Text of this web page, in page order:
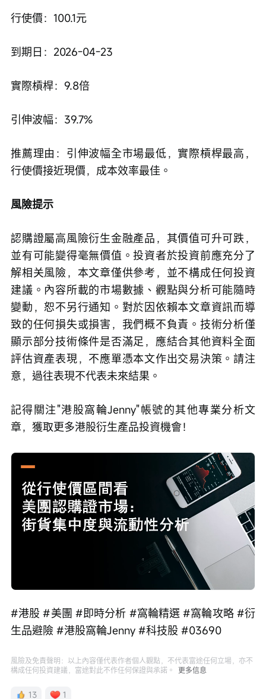
行使價：100.1元
到期日：2026-04-23
實際槓桿：9.8倍
引伸波幅：39.7%
推薦理由：引伸波幅全市場最低，實際槓桿最高，
行使價接近現價，成本效率最佳。
風險提示
認購證屬高風險衍生金融產品，其價值可升可跌，
並有可能變得毫無價值。投資者於投資前應充分了
解相关風險，本文章僅供參考，並不構成任何投資
建議。內容所載的市場數據、觀點與分析可能隨時
變動，恕不另行通知。對於因依賴本文章資訊而導
致的任何損失或損害，我們概不負責。技術分析僅
顯示部分技術條件是否滿足，應結合其他資料全面
評估資產表現，不應單憑本文作出交易決策。請注
意，過往表現不代表未來結果。
記得關注"港股窩輪Jenny"帳號的其他專業分析文
章，獲取更多港股衍生產品投資機會！
放
#港股 #美團 #即時分析 #窩輪精選 #窩輪攻略 #衍
生品避險 #港股窩輪Jenny #科技股 #03690
風險及免責聲明：以上內容僅代表作者個人觀點，不代表富途任何立場，亦不
構成任何投資建議，富途對此不作任何保證與承諾。
更多信息
13 1